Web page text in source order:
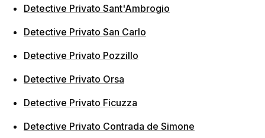
Detective Privato Sant'Ambrogio
Detective Privato San Carlo
Detective Privato Pozzillo
Detective Privato Orsa
Detective Privato Ficuzza
Detective Privato Contrada de Simone